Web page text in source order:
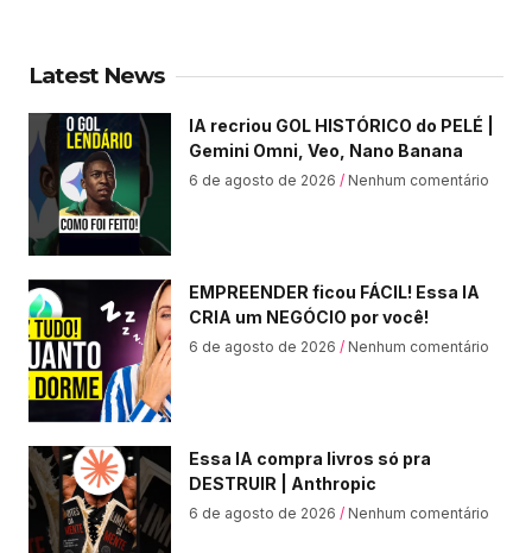
Latest News
IA recriou GOL HISTÓRICO do PELÉ |
Gemini Omni, Veo, Nano Banana
6 de agosto de 2026 Nenhum comentário
EMPREENDER ficou FÁCIL! Essa IA
CRIA um NEGÓCIO por você!
6 de agosto de 2026 Nenhum comentário
Essa IA compra livros só pra
DESTRUIR | Anthropic
6 de agosto de 2026 Nenhum comentário